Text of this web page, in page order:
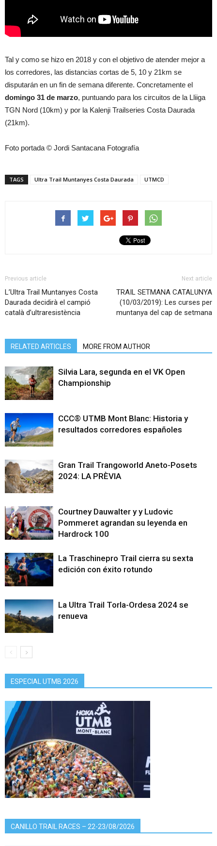
Tal y como se hizo en 2018 y con el objetivo de atender mejor a
los corredores, las distancias cortas de 5, 10 y 21km se
disputarán en un fin de semana diferente. Concretamente el
domingo 31 de marzo, puntuando para los circuitos de la Lliiga
TGN Nord (10km) y por la Kalenji Trailseries Costa Daurada
(21km).
Foto portada © Jordi Santacana Fotografía
TAGS Ultra Trail Muntanyes Costa Daurada UTMCD
Previous article
L’Ultra Trail Muntanyes Costa
Daurada decidirà el campió
català d’ultraresistència
Next article
TRAIL SETMANA CATALUNYA
(10/03/2019): Les curses per
muntanya del cap de setmana
RELATED ARTICLES MORE FROM AUTHOR
Silvia Lara, segunda en el VK Open
Championship
CCC® UTMB Mont Blanc: Historia y
resultados corredores españoles
Gran Trail Trangoworld Aneto-Posets
2024: LA PRÈVIA
Courtney Dauwalter y y Ludovic
Pommeret agrandan su leyenda en
Hardrock 100
La Traschinepro Trail cierra su sexta
edición con éxito rotundo
La Ultra Trail Torla-Ordesa 2024 se
renueva
ESPECIAL UTMB 2026
CANILLO TRAIL RACES – 22-23/08/2026